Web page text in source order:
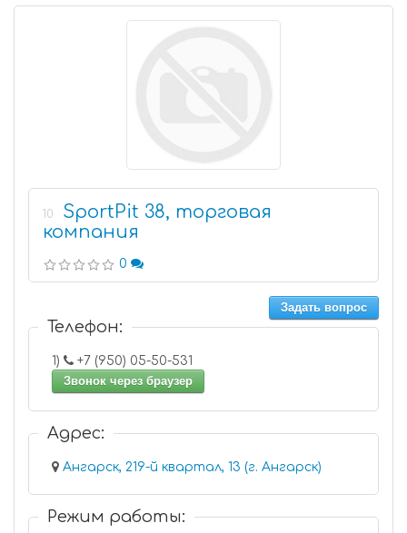
10
SportPit 38, торговая
компания
0
Задать вопрос
Телефон:
1)
+7 (950) 05-50-531
Звонок через браузер
Адрес:
Ангарск, 219-й квартал, 13 (г. Ангарск)
Режим работы: